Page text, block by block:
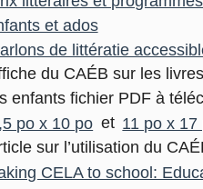
et ados
de littératie
du CAÉB sur les
enfants fichier PDF à
po x 10 po et 11 po x 17
sur l’utilisation du
CELA to school: